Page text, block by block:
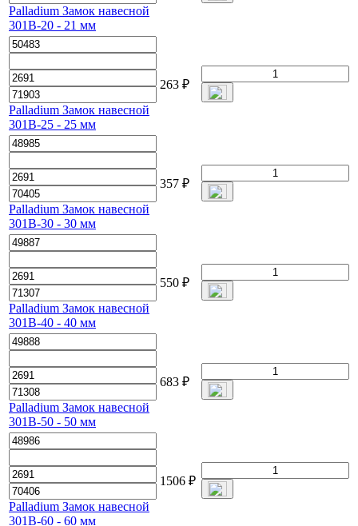
Palladium Замок навесной
301B-20 - 21 мм
Palladium Замок навесной
301B-25 - 25 мм
263 ₽
Palladium Замок навесной
301B-30 - 30 мм
357 ₽
Palladium Замок навесной
301B-40 - 40 мм
550 ₽
Palladium Замок навесной
301B-50 - 50 мм
683 ₽
Palladium Замок навесной
301B-60 - 60 мм
1506 ₽